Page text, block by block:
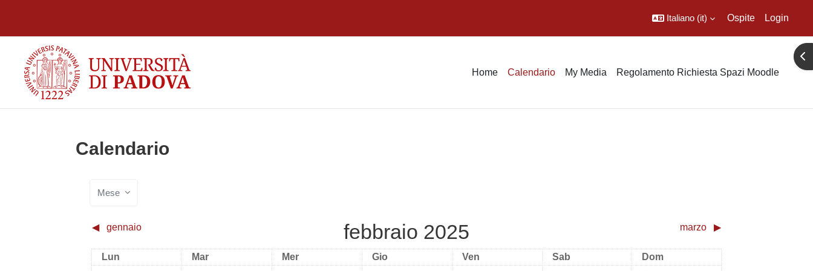
Italiano ‎(it)‎ Ospite Login
Home Calendario My Media Regolamento Richiesta Spazi Moodle
Calendario
Mese
◀︎ gennaio febbraio 2025 marzo ▶︎
Lunedi
Lun Martedì
Mar Mercoledì
Mer Giovedì
Gio Venerdì
Ven Sabato
Sab Domenica
Dom